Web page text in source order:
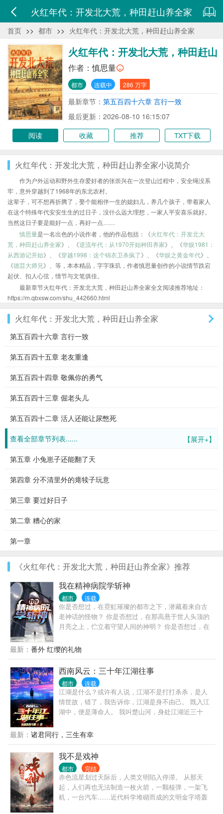
火红年代：开发北大荒，种田赶山养全家
首页 >> 都市 >> 火红年代：开发北大荒，种田赶山养全家
火红年代：开发北大荒，种田赶山
养全家
作者：慎思量
都市 连载中 286 万字
最新章节： 第五百四十六章 言行一致
最后更新：2026-08-10 16:15:07
阅读
收藏 推荐 TXT下载
火红年代：开发北大荒，种田赶山养全家小说简介
作为户外运动和野外生存爱好者的张崇兴在一次登山过程中，安全绳没系
牢，意外穿越到了1968年的东北农村。
这辈子，可不想再折腾了，娶个能相伴一生的媳妇儿，养几个孩子，带着家人
在这个特殊年代安安生生的过日子，没什么远大理想，一家人平安喜乐就好。
当然这日子要是能好一点，再好一点……
慎思量是一名出色的小说作者，他的作品包括：《火红年代：开发北大
荒，种田赶山养全家》、《逆流年代：从1970开始种田养家》、《华娱1981：
从西游记开始》、《穿越1998：这个锦衣卫杀疯了》、《华娱之黄金年代》、
《德芸大师兄》、等，本本精品，字字珠玑，作者慎思量创作的小说情节跌宕
起伏、扣人心弦，情节与文笔俱佳。
最新章节火红年代：开发北大荒，种田赶山养全家全文阅读推荐地址：
https://m.qbxsw.com/shu_442660.html
火红年代：开发北大荒，种田赶山养全家
第五百四十六章 言行一致
第五百四十五章 老友重逢
第五百四十四章 敬佩你的勇气
第五百四十三章 倔老头儿
第五百四十二章 活人还能让尿憋死
【展开+】
查看全部章节列表......
第五章 小兔崽子还能翻了天
第四章 分不清里外的瘪犊子玩意
第三章 要过好日子
第二章 糟心的家
第一章
《火红年代：开发北大荒，种田赶山养全家》推荐
我在精神病院学斩神
都市 连载
你是否想过，在霓虹璀璨的都市之下，潜藏着来自古
老神话的怪物？ 你是否想过，在那高悬于世人头顶的
月亮之上，伫立着守望人间的神明？ 你是否想过，在
超凡之人？ 人类统治的社会中，潜伏着无数诡异； 在
那些无人问津的生命禁区，居住着古老的神明。 炽天
使米迦勒，冥王哈迪斯，海神波塞冬…… 而属于大夏
的神明，究竟去了何处？ 在这属于“人”的世界，“神
秘”需要被肃清！
最新： 番外 红缨的礼物
西南风云：三十年江湖往事
都市 连载
江湖是什么？或许有人说，江湖不是打打杀杀，是人
情世故，错了，我告诉你，江湖是身不由己。 既入江
湖中，便是薄命人。 我叫楚山河，身处江湖近三十
徒，也曾在声势巅峰之时，整个西南无人争锋。 也曾
锒铛入狱，三进三出，还完自己所有罪孽。 这是我的
故事，也是一个老江湖混子的回忆录，自白书。
最新： 诸君同行，三生有幸
我不是戏神
都市 完结
赤色流星划过天际后，人类文明陷入停滞。 从那天
起，人们再也无法制造一枚火箭，一颗核弹，一架飞
机，一台汽车……近代科学堆砌而成的文明金字塔轰